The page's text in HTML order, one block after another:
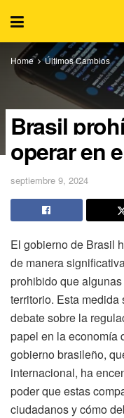
Home Últimos Cambios
Brasil
operar en
septiembre 9, 2024
El gobierno de Brasil
de manera
prohibido que
territorio. Esta
debate sobre la
papel en la economía
gobierno brasileño,
internacional, ha
poder que estas
ciudadanos y cómo